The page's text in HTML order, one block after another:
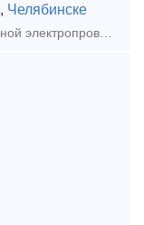
, Челябинске